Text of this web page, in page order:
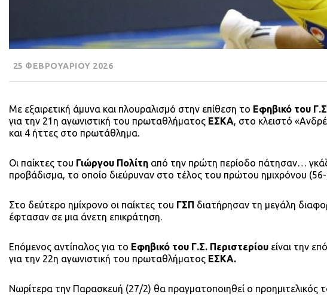
25 ΦΕΒΡΟΥΑΡΙΟΥ 2026
Με εξαιρετική άμυνα και πλουραλισμό στην επίθεση το Εφηβικό του
για την 21η αγωνιστική του πρωταθλήματος ΕΣΚΑ, στο κλειστό
και 4 ήττες στο πρωτάθλημα.
Οι παίκτες του Γιώργου Πολίτη από την πρώτη περίοδο πάτησαν…
προβάδισμα, το οποίο διεύρυναν στο τέλος του πρώτου ημιχρόνου
Στο δεύτερο ημίχρονο οι παίκτες του ΓΣΠ διατήρησαν τη μεγάλη
έφτασαν σε μια άνετη επικράτηση.
Επόμενος αντίπαλος για το Εφηβικό του Γ.Σ. Περιστερίου είναι την
για την 22η αγωνιστική του πρωταθλήματος ΕΣΚΑ.
Νωρίτερα την Παρασκευή (27/2) θα πραγματοποιηθεί ο προημιτελικός